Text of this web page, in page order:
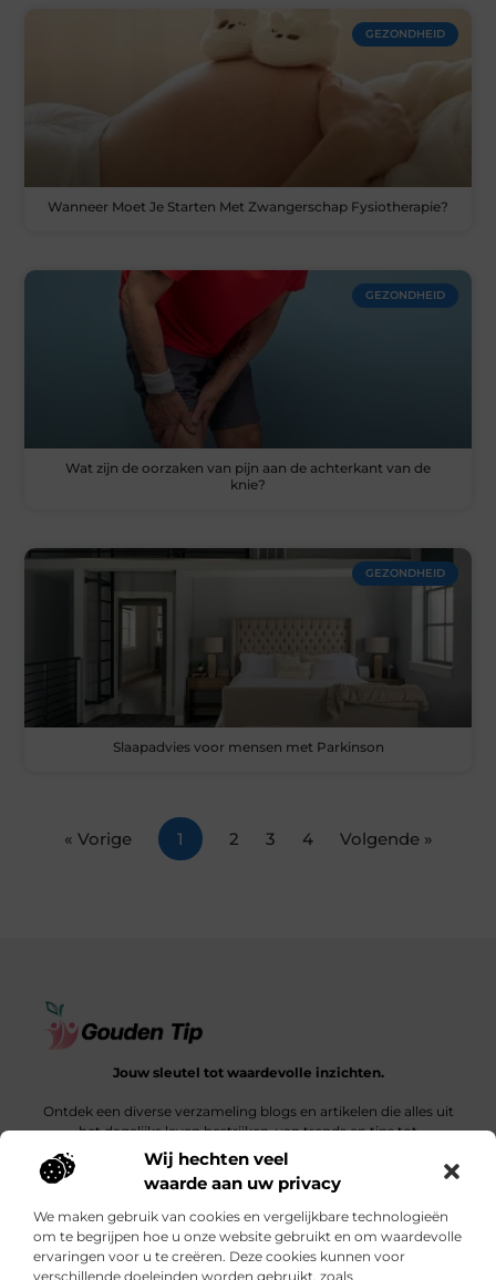
Wij hechten veel
waarde aan uw privacy
We maken gebruik van cookies en vergelijkbare technologieën
om te begrijpen hoe u onze website gebruikt en om waardevolle
ervaringen voor u te creëren. Deze cookies kunnen voor
verschillende doeleinden worden gebruikt, zoals
GEZONDHEID
Wanneer Moet Je Starten Met Zwangerschap Fysiotherapie?
GEZONDHEID
Wat zijn de oorzaken van pijn aan de achterkant van de
knie?
GEZONDHEID
Slaapadvies voor mensen met Parkinson
« Vorige 1 2 3 4 Volgende »
Jouw sleutel tot waardevolle inzichten.
Ontdek een diverse verzameling blogs en artikelen die alles uit
het dagelijks leven bestrijken, van trends en tips tot
diepgaande verhalen.
Bericht categorie